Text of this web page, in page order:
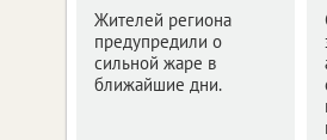
Жителей региона
предупредили о
сильной жаре в
ближайшие дни.